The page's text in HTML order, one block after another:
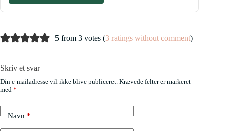
5 from 3 votes (3 ratings without comment)
Skriv et svar
Din e-mailadresse vil ikke blive publiceret. Krævede felter er markeret
med *
Navn*